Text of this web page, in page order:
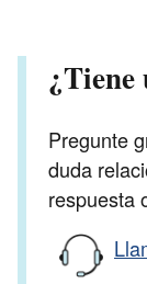
¿Tiene
Pregunte
duda
respuesta